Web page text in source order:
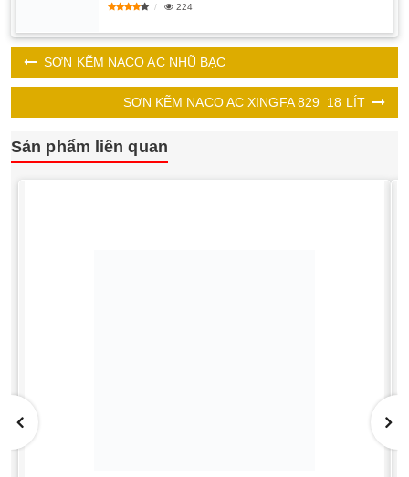
224
SƠN KẼM NACO AC NHŨ BẠC
SƠN KẼM NACO AC XINGFA 829_18 LÍT
Sản phẩm liên quan